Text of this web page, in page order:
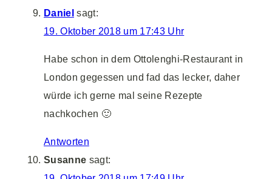
Daniel sagt:
19. Oktober 2018 um 17:43 Uhr
Habe schon in dem Ottolenghi-Restaurant in
London gegessen und fad das lecker, daher
würde ich gerne mal seine Rezepte
nachkochen 🙂
Antworten
Susanne sagt: